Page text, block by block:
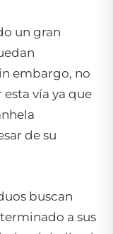
un gran
embargo, no
vía ya que
de su
buscan
a sus